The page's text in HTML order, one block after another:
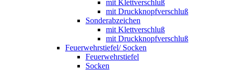
mit Klettverschluß
mit Druckknopfverschluß
Sonderabzeichen
mit Klettverschluß
mit Druckknopfverschluß
Feuerwehrstiefel/ Socken
Feuerwehrstiefel
Socken